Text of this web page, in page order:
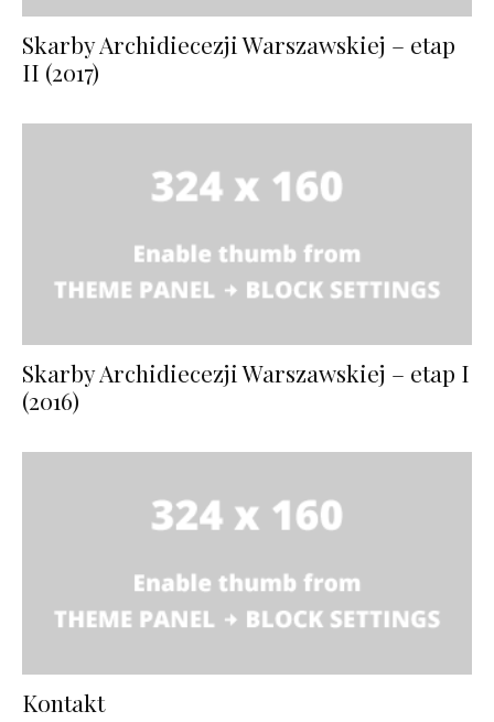
Skarby Archidiecezji Warszawskiej – etap
II (2017)
Skarby Archidiecezji Warszawskiej – etap I
(2016)
Kontakt